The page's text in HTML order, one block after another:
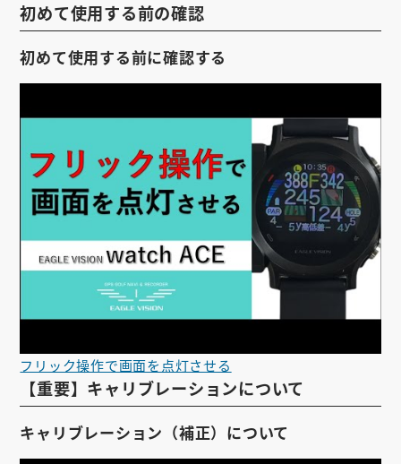
初めて使用する前の確認
初めて使用する前に確認する
フリック操作で画面を点灯させる
【重要】キャリブレーションについて
キャリブレーション（補正）について